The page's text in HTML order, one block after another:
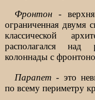
Фронтон -
ограниченная двумя
классической
располагался над
колоннады с
Парапет - это
по всему периметру